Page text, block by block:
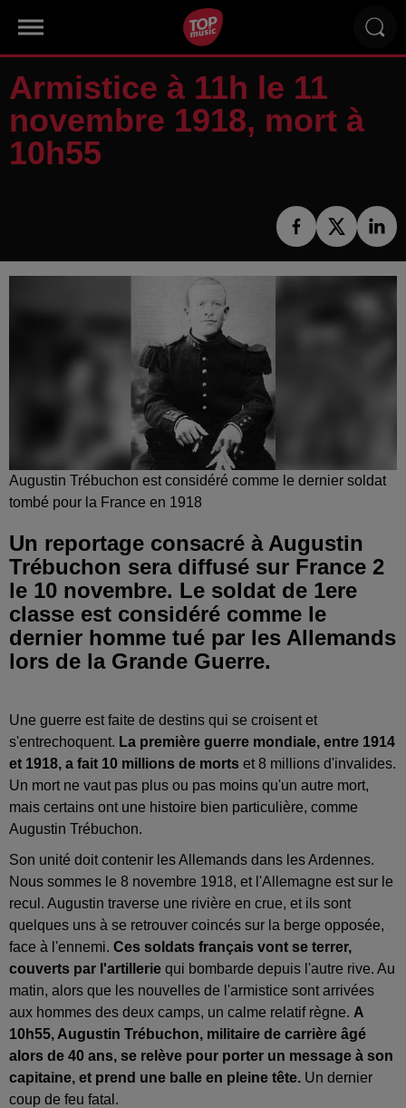
Armistice à 11h le 11
novembre 1918, mort à
10h55
Augustin Trébuchon est considéré comme le dernier soldat
tombé pour la France en 1918
Un reportage consacré à Augustin
Trébuchon sera diffusé sur France 2
le 10 novembre. Le soldat de 1ere
classe est considéré comme le
dernier homme tué par les Allemands
lors de la Grande Guerre.
Une guerre est faite de destins qui se croisent et
s'entrechoquent. La première guerre mondiale, entre 1914
et 1918, a fait 10 millions de morts et 8 millions d'invalides.
Un mort ne vaut pas plus ou pas moins qu'un autre mort,
mais certains ont une histoire bien particulière, comme
Augustin Trébuchon.
Son unité doit contenir les Allemands dans les Ardennes.
Nous sommes le 8 novembre 1918, et l'Allemagne est sur le
recul. Augustin traverse une rivière en crue, et ils sont
quelques uns à se retrouver coincés sur la berge opposée,
face à l'ennemi. Ces soldats français vont se terrer,
couverts par l'artillerie qui bombarde depuis l'autre rive. Au
matin, alors que les nouvelles de l'armistice sont arrivées
aux hommes des deux camps, un calme relatif règne. A
10h55, Augustin Trébuchon, militaire de carrière âgé
alors de 40 ans, se relève pour porter un message à son
capitaine, et prend une balle en pleine tête. Un dernier
coup de feu fatal.